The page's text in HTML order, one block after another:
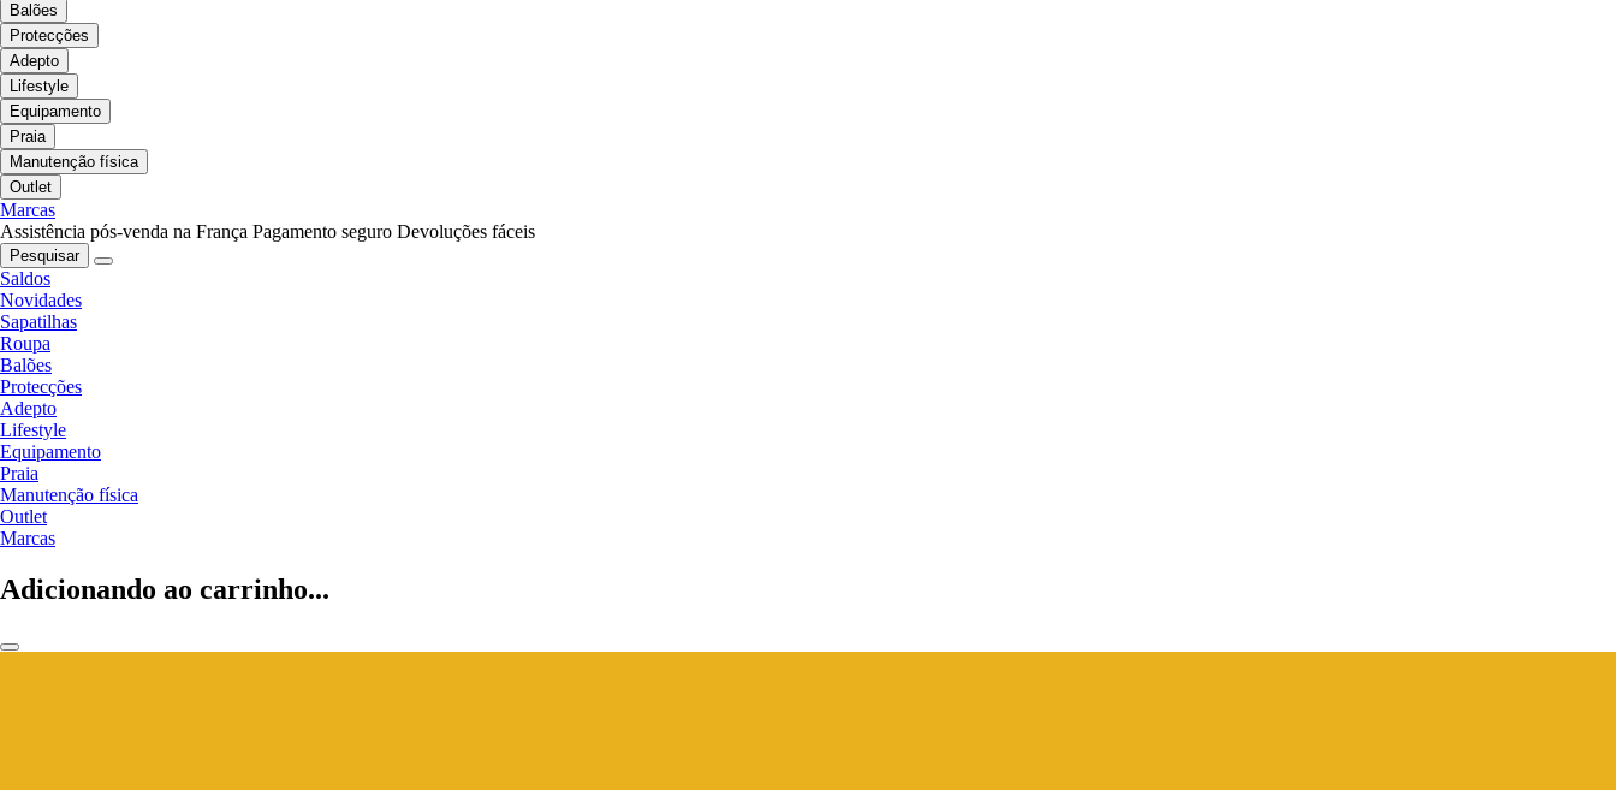
Balões
Protecções
Adepto
Lifestyle
Equipamento
Praia
Manutenção física
Outlet
Marcas
Assistência pós-venda na França Pagamento seguro Devoluções fáceis
Pesquisar
Saldos
Novidades
Sapatilhas
Roupa
Balões
Protecções
Adepto
Lifestyle
Equipamento
Praia
Manutenção física
Outlet
Marcas
Adicionando ao carrinho...